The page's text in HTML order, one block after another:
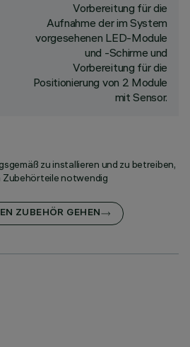
Vorbereitung für die
Aufnahme der im System
vorgesehenen LED-Module
und -Schirme und
Vorbereitung für die
Positionierung von 2 Module
mit Sensor.
zu installieren und zu betreiben,
notwendig
ZUBEHÖR GEHEN